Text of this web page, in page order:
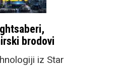
brodovi
iz Star